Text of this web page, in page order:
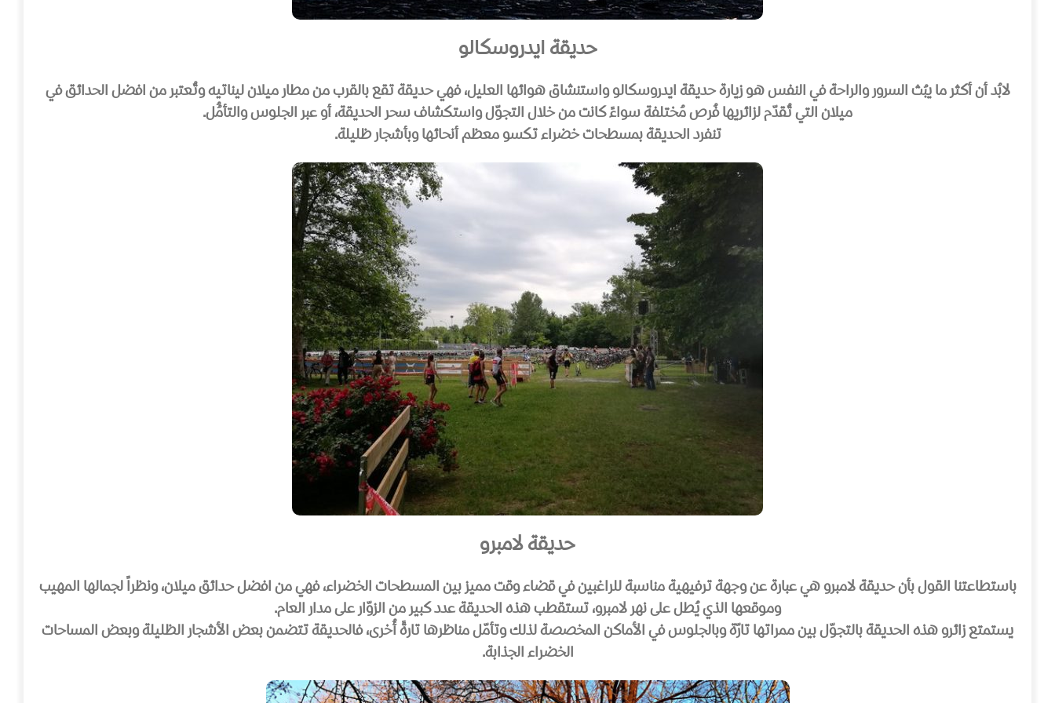
حديقة ايدروسكالو
لابُد أن أكثر ما يبُث السرور والراحة في النفس هو زيارة حديقة ايدروسكالو واستنشاق هوائها العليل، فهي حديقة تقع بالقرب من مطار ميلان ليناتيه وتُعتبر من افضل الحدائق في
ميلان التي تُقدّم لزائريها فُرص مُختلفة سواءً كانت من خلال التجوّل واستكشاف سحر الحديقة، أو عبر الجلوس والتأمُُل.
تنفرد الحديقة بمسطحات خضراء تكسو معظم أنحائها وبأشجار ظليلة.
حديقة لامبرو
باستطاعتنا القول بأن حديقة لامبرو هي عبارة عن وجهة ترفيهية مناسبة للراغبين في قضاء وقت مميز بين المسطحات الخضراء، فهي من افضل حدائق ميلان، ونظراً لجمالها المهيب
وموقعها الذي يُطل على نهر لامبرو، تستقطب هذه الحديقة عدد كبير من الزوّار على مدار العام.
يستمتع زائرو هذه الحديقة بالتجوّل بين ممراتها تارّة وبالجلوس في الأماكن المخصصة لذلك وتأمّل مناظرها تارةً أُخرى، فالحديقة تتضمن بعض الأشجار الظليلة وبعض المساحات
الخضراء الجذابة.